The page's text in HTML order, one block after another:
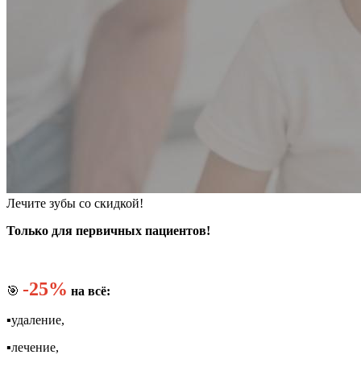
Лечите зубы со скидкой!
Только для первичных пациентов!
🎯 -25% на всё:
▪️удаление,
▪️лечение,